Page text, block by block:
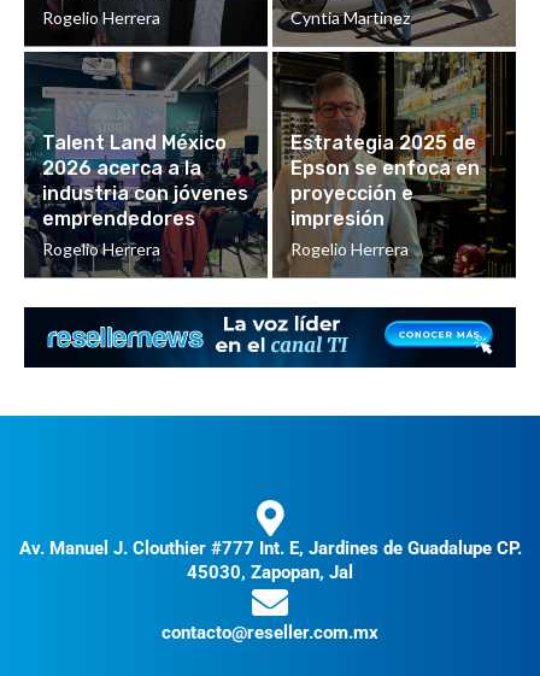
Rogelio Herrera Cyntia Martinez
Talent Land México
2026 acerca a la
industria con jóvenes
emprendedores
Rogelio Herrera
Estrategia 2025 de
Epson se enfoca en
proyección e
impresión
Rogelio Herrera
Av. Manuel J. Clouthier #777 Int. E, Jardines de Guadalupe CP.
45030, Zapopan, Jal
contacto@reseller.com.mx